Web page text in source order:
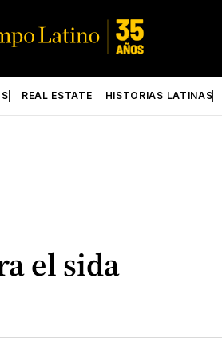
REAL ESTATE HISTORIAS LATINAS
el sida